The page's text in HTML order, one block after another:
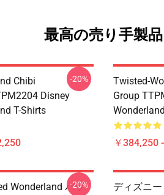
最高の売り手製品
Chibi
Disney
T-Shirts
-20%
Twisted-
Group
￥384,250
Wonderland バッ
-20%
ディズニ